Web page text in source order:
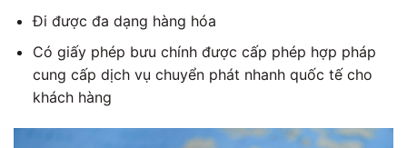
Đi được đa dạng hàng hóa
Có giấy phép bưu chính được cấp phép hợp pháp
cung cấp dịch vụ chuyển phát nhanh quốc tế cho
khách hàng